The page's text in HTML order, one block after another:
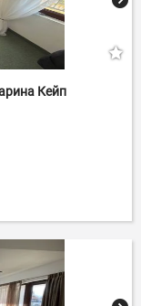
Кейп